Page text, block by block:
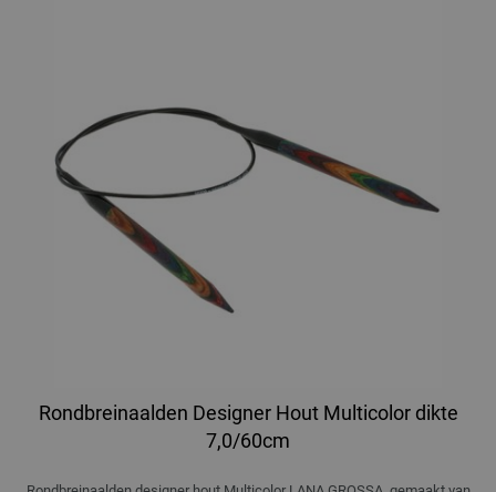
Rondbreinaalden Designer Hout Multicolor dikte
7,0/60cm